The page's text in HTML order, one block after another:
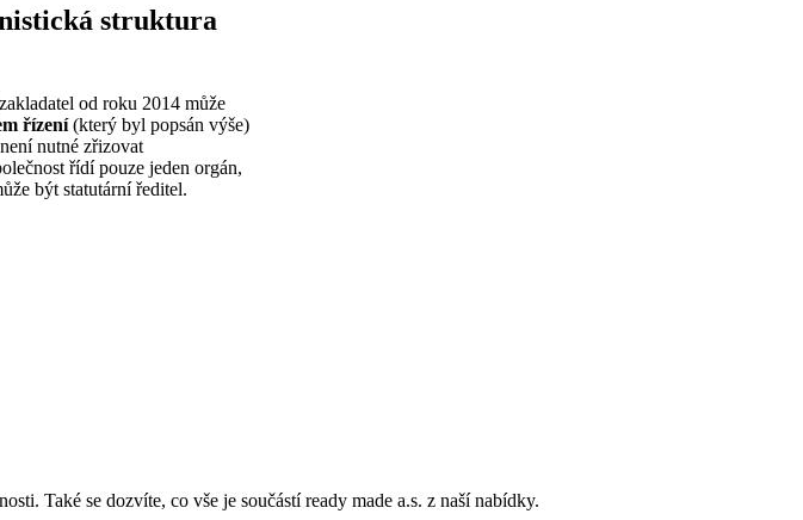
struktura
od roku 2014 může
řízení(který byl popsán výše)
nutné zřizovat
řídí pouze jeden orgán,
být statutární ředitel.
Také se dozvíte, co vše je součástí ready made a.s. z naší nabídky.